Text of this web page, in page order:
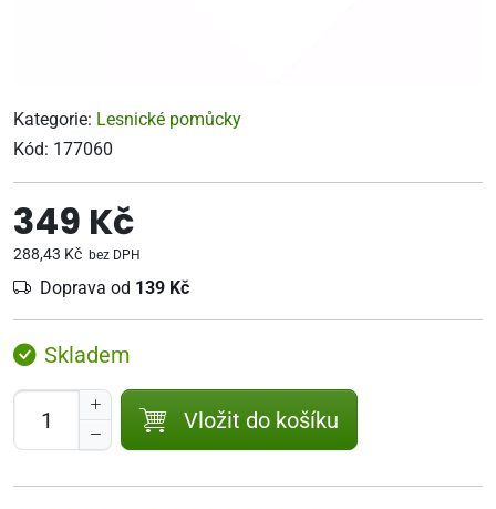
Kategorie: Lesnické pomůcky
Kód: 177060
349 Kč
288,43 Kč bez DPH
Doprava od 139 Kč
Skladem
Vložit do košíku